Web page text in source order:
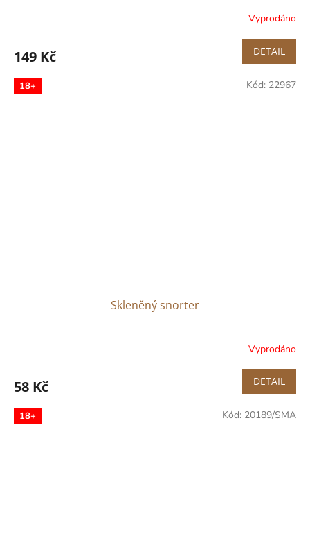
Vyprodáno
149 Kč DETAIL
18+
Skleněný snorter
Vyprodáno
58 Kč DETAIL
Kód: 22967
18+ Kód: 20189/SMA